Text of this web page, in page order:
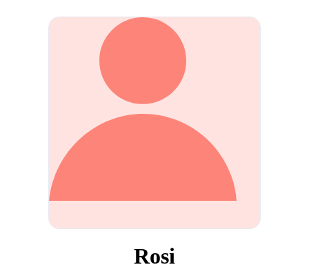
Rosi